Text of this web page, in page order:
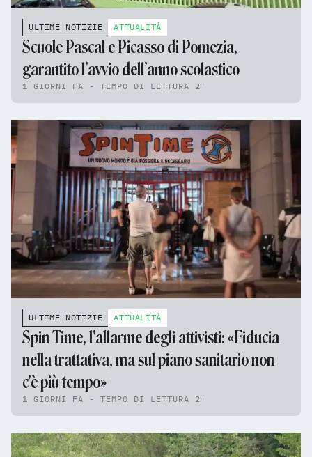
ULTIME NOTIZIE ATTUALITÀ
Scuole Pascal e Picasso di Pomezia,
garantito l’avvio dell’anno scolastico
1 GIORNI FA - TEMPO DI LETTURA 2'
ULTIME NOTIZIE ATTUALITÀ
Spin Time, l'allarme degli attivisti: «Fiducia
nella trattativa, ma sul piano sanitario non
c'è più tempo»
1 GIORNI FA - TEMPO DI LETTURA 2'